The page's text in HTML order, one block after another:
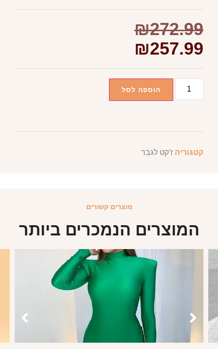
₪272.99
₪257.99
הוספה לסל
קטגוריה ז'קט לגבר
מוצרים קשורים
המוצרים הנמכרים ביותר